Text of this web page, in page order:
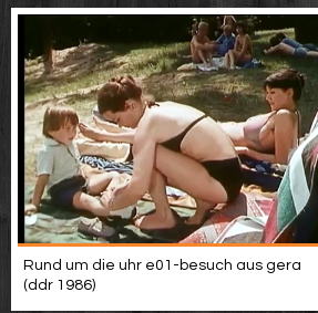
Rund um die uhr e01-besuch aus gera
(ddr 1986)